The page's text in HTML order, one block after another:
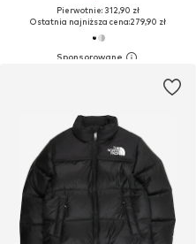
Pierwotnie: 312,90 zł
Ostatnia najniższa cena:279,90 zł